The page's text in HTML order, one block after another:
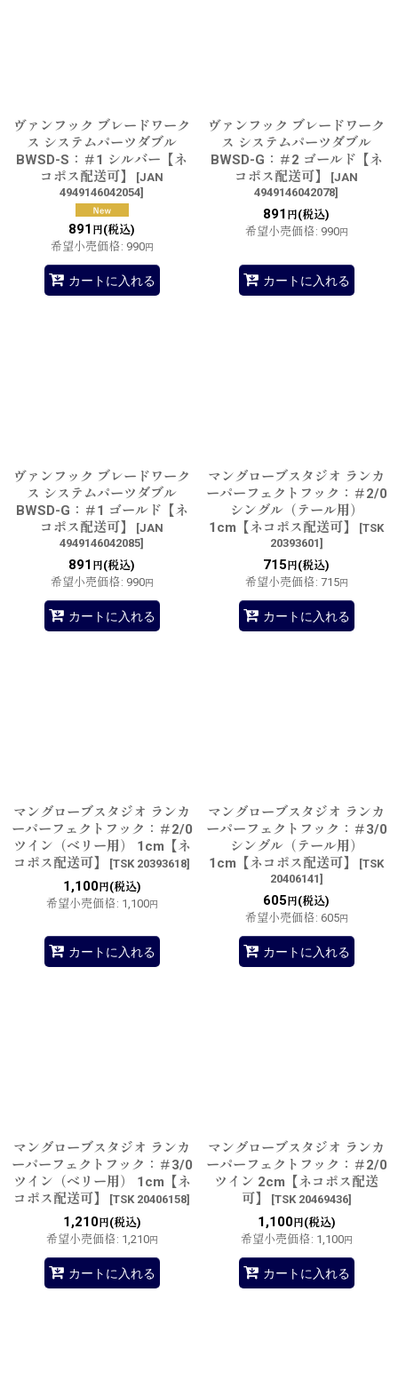
ヴァンフック ブレードワーク
ス システムパーツダブル
BWSD-S：＃1 シルバー【ネ
コポス配送可】
[JAN
4949146042054]
891 円(税込)
希望小売価格: 990円
カートに入れる
ヴァンフック ブレードワーク
ス システムパーツダブル
BWSD-G：＃2 ゴールド【ネ
コポス配送可】
[JAN
4949146042078]
891 円(税込)
希望小売価格: 990円
カートに入れる
ヴァンフック ブレードワーク
ス システムパーツダブル
BWSD-G：＃1 ゴールド【ネ
コポス配送可】
[JAN
4949146042085]
891 円(税込)
希望小売価格: 990円
カートに入れる
マングローブスタジオ ランカ
ーパーフェクトフック：＃2/0
シングル（テール用）
1cm【ネコポス配送可】
[TSK
20393601]
715 円(税込)
希望小売価格: 715円
カートに入れる
マングローブスタジオ ランカ
ーパーフェクトフック：＃2/0
ツイン（ベリー用） 1cm【ネ
コポス配送可】
[TSK 20393618]
1,100円(税込)
希望小売価格: 1,100円
カートに入れる
マングローブスタジオ ランカ
ーパーフェクトフック：＃3/0
シングル（テール用）
1cm【ネコポス配送可】
[TSK
20406141]
605 円(税込)
希望小売価格: 605円
カートに入れる
マングローブスタジオ ランカ
ーパーフェクトフック：＃3/0
ツイン（ベリー用） 1cm【ネ
コポス配送可】
[TSK 20406158]
1,210円(税込)
希望小売価格: 1,210円
カートに入れる
マングローブスタジオ ランカ
ーパーフェクトフック：＃2/0
ツイン 2cm【ネコポス配送
可】
[TSK 20469436]
1,100円(税込)
希望小売価格: 1,100円
カートに入れる